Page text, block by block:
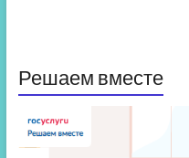
Решаем вместе